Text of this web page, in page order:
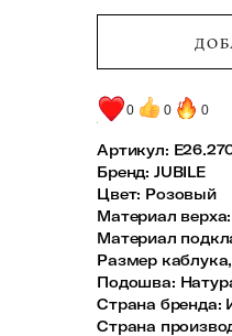
0 0 0
Артикул:
Бренд: JUBILE
Цвет: Розовый
Материал верха:
Материал
Размер
Подошва:
Страна бренда:
Страна